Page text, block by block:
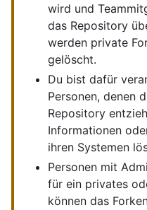
wird und
das Repository
werden private
gelöscht.
Du bist dafür
Personen, denen
Repository
Informationen
ihren Systemen
Personen mit
für ein privates
können das